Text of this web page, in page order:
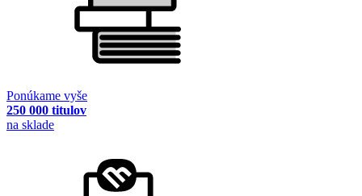
Ponúkame vyše
250 000 titulov
na sklade